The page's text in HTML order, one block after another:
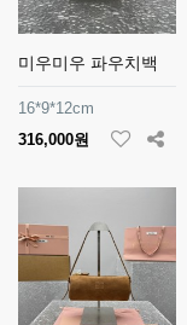
미우미우 파우치백
16*9*12cm
316,000원